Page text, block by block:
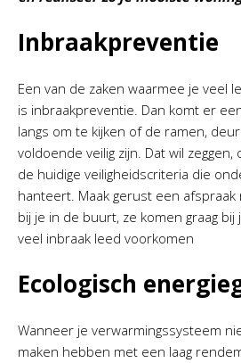
Inbraakpreventie
Een van de zaken waarmee je veel
is inbraakpreventie. Dan komt er
langs om te kijken of de ramen,
voldoende veilig zijn. Dat wil
de huidige veiligheidscriteria die
hanteert. Maak gerust een
bij je in de buurt, ze komen graag bij
veel inbraak leed voorkomen
Ecologisch
Wanneer je verwarmingssysteem
maken hebben met een laag